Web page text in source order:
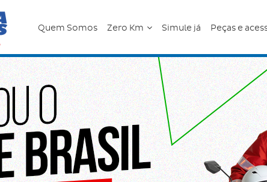
Quem Somos Zero Km Simule já Peças e